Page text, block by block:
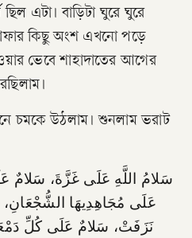
এটা। বাড়িটা ঘুরে ঘুরে
কিছু অংশ এখনো পড়ে
ভেবে শাহাদাতের আগের
চমকে উঠলাম। শুনলাম ভরাট
سَلامُ اللَّهِ عَلَى غَزَّةَ، سَلامٌ
عَلَى مُجَاهِدِيهَا
نَزَفَتْ، سَلامٌ عَلَى كُلِّ